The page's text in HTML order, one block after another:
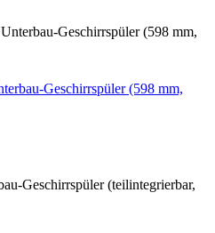
Geschirrspüler (598 mm,